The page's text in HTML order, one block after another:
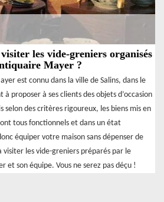
les vide-greniers organisés
Mayer ?
est connu dans la ville de Salins, dans le
proposer à ses clients des objets d’occasion
selon des critères rigoureux, les biens mis en
tous fonctionnels et dans un état
équiper votre maison sans dépenser de
visiter les vide-greniers préparés par le
et son équipe. Vous ne serez pas déçu !